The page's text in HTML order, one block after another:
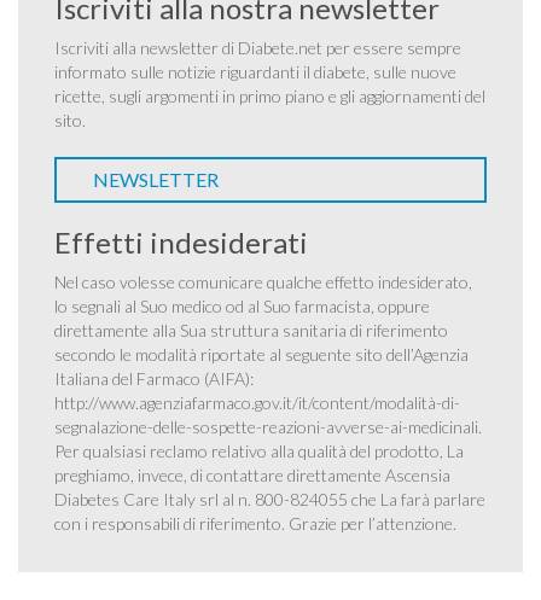
Iscriviti alla nostra newsletter
Iscriviti alla newsletter di Diabete.net per essere sempre
informato sulle notizie riguardanti il diabete, sulle nuove
ricette, sugli argomenti in primo piano e gli aggiornamenti del
sito.
NEWSLETTER
Effetti indesiderati
Nel caso volesse comunicare qualche effetto indesiderato,
lo segnali al Suo medico od al Suo farmacista, oppure
direttamente alla Sua struttura sanitaria di riferimento
secondo le modalità riportate al seguente sito dell’Agenzia
Italiana del Farmaco (AIFA):
http://www.agenziafarmaco.gov.it/it/content/modalità-di-
segnalazione-delle-sospette-reazioni-avverse-ai-medicinali.
Per qualsiasi reclamo relativo alla qualità del prodotto, La
preghiamo, invece, di contattare direttamente Ascensia
Diabetes Care Italy srl al n. 800-824055 che La farà parlare
con i responsabili di riferimento. Grazie per l’attenzione.